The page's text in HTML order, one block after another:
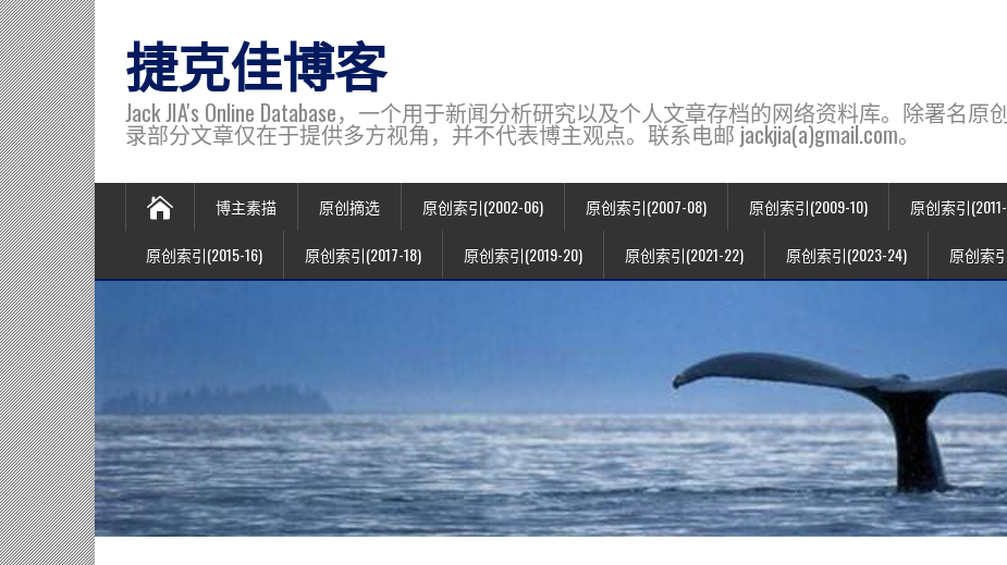
捷克佳博客
Jack JIA's Online Database，一个用于新闻分析研究以及个人文章存档的网络资料库。除署名原
录部分文章仅在于提供多方视角，并不代表博主观点。联系电邮 jackjia(a)gmail.com。
博主素描 原创摘选 原创索引(2002-06) 原创索引(2007-08) 原创索引(2009-10) 原创索引
原创索引(2015-16) 原创索引(2017-18) 原创索引(2019-20) 原创索引(2021-22) 原创索引(2023-24) 原创索